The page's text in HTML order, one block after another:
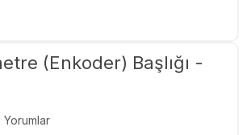
(Enkoder) Başlığı -
Yorumlar